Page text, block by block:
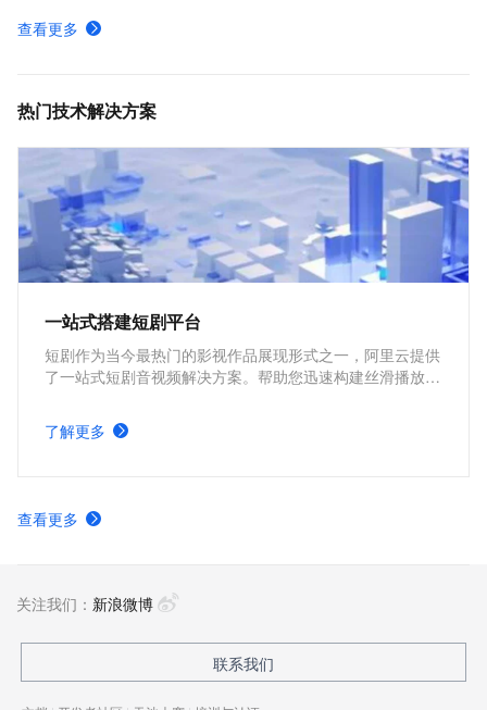
MediaBox音视频SDK Demo体验
MediaBox音视频SDK计费项说明及购买方式
查看更多
热门技术解决方案
一站式搭建短剧平台
短剧作为当今最热门的影视作品展现形式之一，阿里云提供
了一站式短剧音视频解决方案。帮助您迅速构建丝滑播放体
能生产的短剧平台。
了解更多
查看更多
关注我们： 新浪微博
联系我们